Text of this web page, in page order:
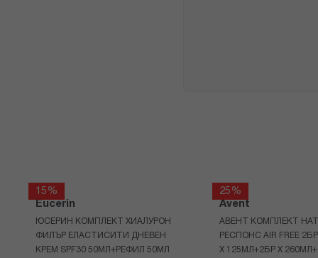
15%
Eucerin
ЮСЕРИН КОМПЛЕКТ ХИАЛУРОН
ФИЛЪР ЕЛАСТИСИТИ ДНЕВЕН
КРЕМ SPF30 50МЛ+РЕФИЛ 50МЛ
25%
Avent
АВЕНТ КОМПЛЕКТ
РЕСПОНС AIR FREE
Х 125МЛ+2БР Х